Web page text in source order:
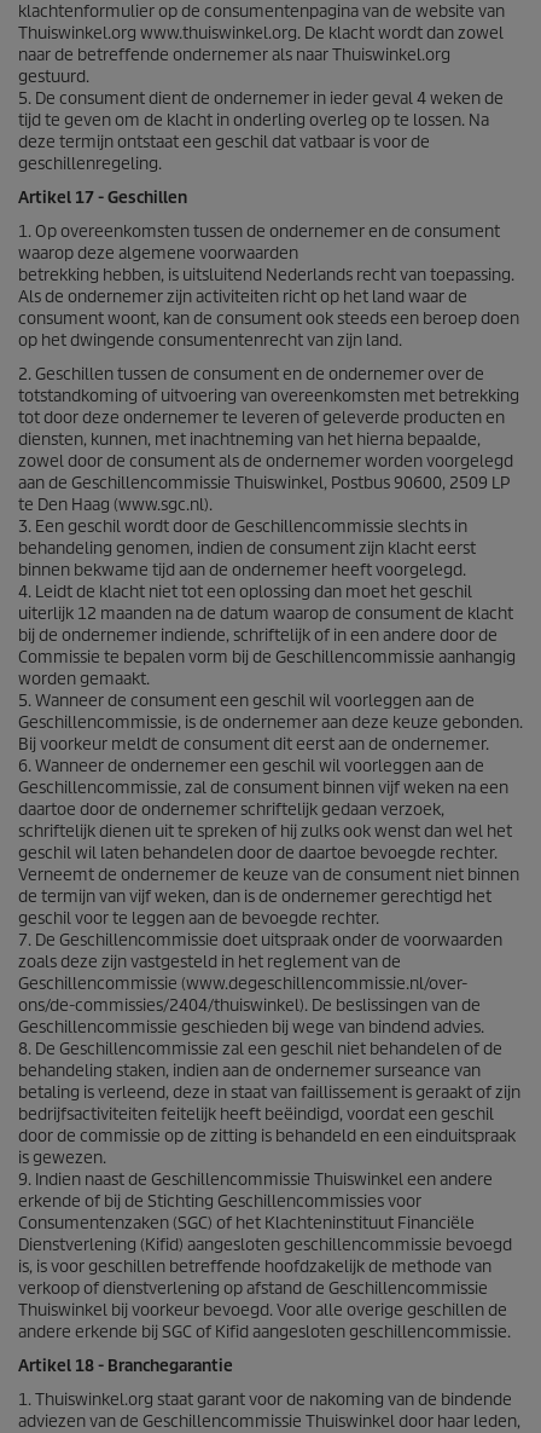
klachtenformulier op de consumentenpagina van de website van
Thuiswinkel.org www.thuiswinkel.org. De klacht wordt dan zowel
naar de betreffende ondernemer als naar Thuiswinkel.org
gestuurd.
5. De consument dient de ondernemer in ieder geval 4 weken de
tijd te geven om de klacht in onderling overleg op te lossen. Na
deze termijn ontstaat een geschil dat vatbaar is voor de
geschillenregeling.
Artikel 17 - Geschillen
1. Op overeenkomsten tussen de ondernemer en de consument
waarop deze algemene voorwaarden
betrekking hebben, is uitsluitend Nederlands recht van toepassing.
Als de ondernemer zijn activiteiten richt op het land waar de
consument woont, kan de consument ook steeds een beroep doen
op het dwingende consumentenrecht van zijn land.
2. Geschillen tussen de consument en de ondernemer over de
totstandkoming of uitvoering van overeenkomsten met betrekking
tot door deze ondernemer te leveren of geleverde producten en
diensten, kunnen, met inachtneming van het hierna bepaalde,
zowel door de consument als de ondernemer worden voorgelegd
aan de Geschillencommissie Thuiswinkel, Postbus 90600, 2509 LP
te Den Haag (www.sgc.nl).
3. Een geschil wordt door de Geschillencommissie slechts in
behandeling genomen, indien de consument zijn klacht eerst
binnen bekwame tijd aan de ondernemer heeft voorgelegd.
4. Leidt de klacht niet tot een oplossing dan moet het geschil
uiterlijk 12 maanden na de datum waarop de consument de klacht
bij de ondernemer indiende, schriftelijk of in een andere door de
Commissie te bepalen vorm bij de Geschillencommissie aanhangig
worden gemaakt.
5. Wanneer de consument een geschil wil voorleggen aan de
Geschillencommissie, is de ondernemer aan deze keuze gebonden.
Bij voorkeur meldt de consument dit eerst aan de ondernemer.
6. Wanneer de ondernemer een geschil wil voorleggen aan de
Geschillencommissie, zal de consument binnen vijf weken na een
daartoe door de ondernemer schriftelijk gedaan verzoek,
schriftelijk dienen uit te spreken of hij zulks ook wenst dan wel het
geschil wil laten behandelen door de daartoe bevoegde rechter.
Verneemt de ondernemer de keuze van de consument niet binnen
de termijn van vijf weken, dan is de ondernemer gerechtigd het
geschil voor te leggen aan de bevoegde rechter.
7. De Geschillencommissie doet uitspraak onder de voorwaarden
zoals deze zijn vastgesteld in het reglement van de
Geschillencommissie (www.degeschillencommissie.nl/over-
ons/de-commissies/2404/thuiswinkel). De beslissingen van de
Geschillencommissie geschieden bij wege van bindend advies.
8. De Geschillencommissie zal een geschil niet behandelen of de
behandeling staken, indien aan de ondernemer surseance van
betaling is verleend, deze in staat van faillissement is geraakt of zijn
bedrijfsactiviteiten feitelijk heeft beëindigd, voordat een geschil
door de commissie op de zitting is behandeld en een einduitspraak
is gewezen.
9. Indien naast de Geschillencommissie Thuiswinkel een andere
erkende of bij de Stichting Geschillencommissies voor
Consumentenzaken (SGC) of het Klachteninstituut Financiële
Dienstverlening (Kifid) aangesloten geschillencommissie bevoegd
is, is voor geschillen betreffende hoofdzakelijk de methode van
verkoop of dienstverlening op afstand de Geschillencommissie
Thuiswinkel bij voorkeur bevoegd. Voor alle overige geschillen de
andere erkende bij SGC of Kifid aangesloten geschillencommissie.
Artikel 18 - Branchegarantie
1. Thuiswinkel.org staat garant voor de nakoming van de bindende
adviezen van de Geschillencommissie Thuiswinkel door haar leden,